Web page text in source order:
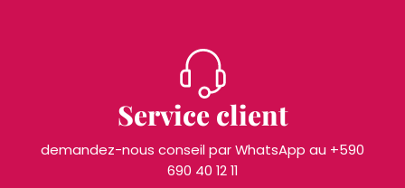
Service client
demandez-nous conseil par WhatsApp au +590
690 40 12 11